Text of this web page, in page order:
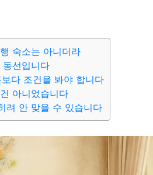
숙소는 아니더라
선입니다
다 조건을 봐야 합니다
아니었습니다
려 안 맞을 수 있습니다